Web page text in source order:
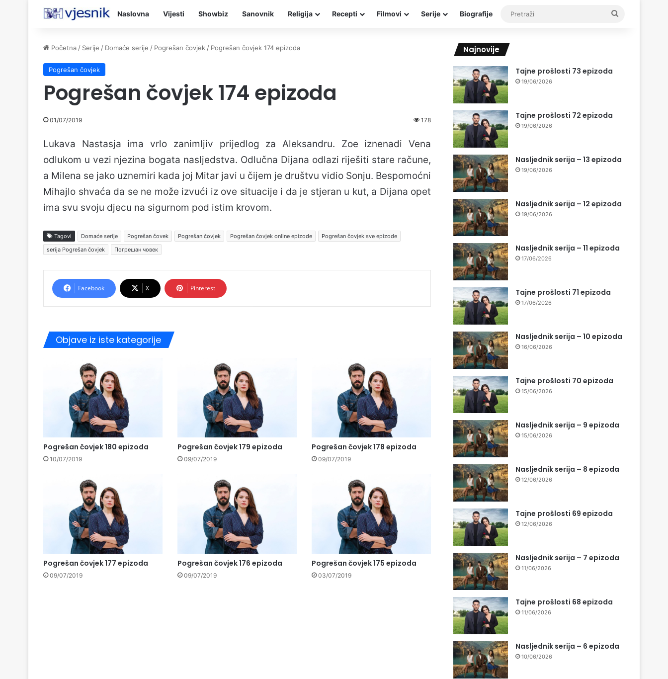
Naslovna Vijesti Showbiz Sanovnik Religija Recepti Filmovi Serije Biografije
Početna / Serije / Domaće serije / Pogrešan čovjek / Pogrešan čovjek 174 epizoda
Pogrešan čovjek
Pogrešan čovjek 174 epizoda
01/07/2019 178
Lukava Nastasja ima vrlo zanimljiv prijedlog za Aleksandru. Zoe iznenadi Vena
odlukom u vezi njezina bogata nasljedstva. Odlučna Dijana odlazi riješiti stare račune,
a Milena se jako uznemiri kada joj Mitar javi u čijem je društvu vidio Sonju. Bespomoćni
Mihajlo shvaća da se ne može izvući iz ove situacije i da je stjeran u kut, a Dijana opet
ima svu svoju djecu na sigurnom pod istim krovom.
Tagovi Domaće serije Pogrešan čovek Pogrešan čovjek Pogrešan čovjek online epizode
Pogrešan čovjek sve epizode
serija Pogrešan čovjek
Погрешан човек
Facebook X Pinterest
Objave iz iste kategorije
Pogrešan čovjek 180 epizoda
10/07/2019
Pogrešan čovjek 179 epizoda
09/07/2019
Pogrešan čovjek 178 epizoda
09/07/2019
Pogrešan čovjek 177 epizoda
09/07/2019
Pogrešan čovjek 176 epizoda
09/07/2019
Pogrešan čovjek 175 epizoda
03/07/2019
Najnovije
Tajne prošlosti 73 epizoda
19/06/2026
Tajne prošlosti 72 epizoda
19/06/2026
Nasljednik serija – 13 epizoda
19/06/2026
Nasljednik serija – 12 epizoda
19/06/2026
Nasljednik serija – 11 epizoda
17/06/2026
Tajne prošlosti 71 epizoda
17/06/2026
Nasljednik serija – 10 epizoda
16/06/2026
Tajne prošlosti 70 epizoda
15/06/2026
Nasljednik serija – 9 epizoda
15/06/2026
Nasljednik serija – 8 epizoda
12/06/2026
Tajne prošlosti 69 epizoda
12/06/2026
Nasljednik serija – 7 epizoda
11/06/2026
Tajne prošlosti 68 epizoda
11/06/2026
Nasljednik serija – 6 epizoda
10/06/2026